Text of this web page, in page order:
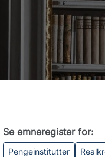
Se emneregister for:
Pengeinstitutter